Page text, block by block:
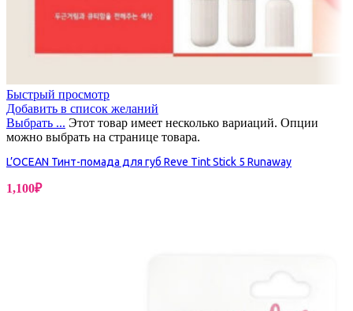
Быстрый просмотр
Добавить в список желаний
Выбрать ... Этот товар имеет несколько вариаций. Опции
можно выбрать на странице товара.
L’OCEAN Тинт-помада для губ Reve Tint Stick 5 Runaway
1,100₽